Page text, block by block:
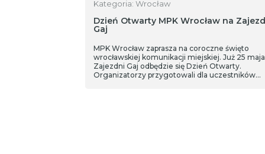
Kategoria: Wrocław
Dzień Otwarty MPK Wrocław na
Gaj
MPK Wrocław zaprasza na coroczne święto
wrocławskiej komunikacji miejskiej. Już 25
Zajezdni Gaj odbędzie się Dzień Otwarty.
Organizatorzy przygotowali dla uczestników